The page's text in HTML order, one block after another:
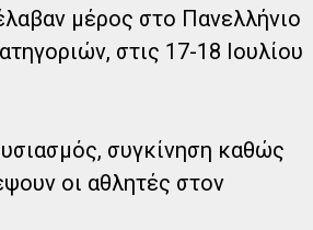
μέρος στο Πανελλήνιο
στις 17-18 Ιουλίου
συγκίνηση καθώς
οι αθλητές στον